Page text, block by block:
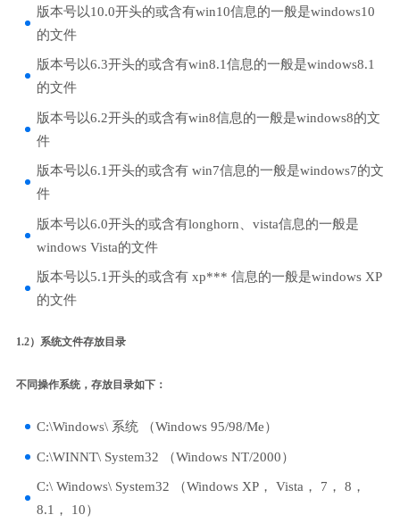
版本号以10.0开头的或含有win10信息的一般是windows10
的文件
版本号以6.3开头的或含有win8.1信息的一般是windows8.1
的文件
版本号以6.2开头的或含有win8信息的一般是windows8的文
件
版本号以6.1开头的或含有 win7信息的一般是windows7的文
件
版本号以6.0开头的或含有longhorn、vista信息的一般是
windows Vista的文件
版本号以5.1开头的或含有 xp*** 信息的一般是windows XP
的文件
1.2）系统文件存放目录
不同操作系统，存放目录如下：
C:\Windows\ 系统 （Windows 95/98/Me）
C:\WINNT\ System32 （Windows NT/2000）
C:\ Windows\ System32 （Windows XP， Vista， 7， 8，
8.1， 10）